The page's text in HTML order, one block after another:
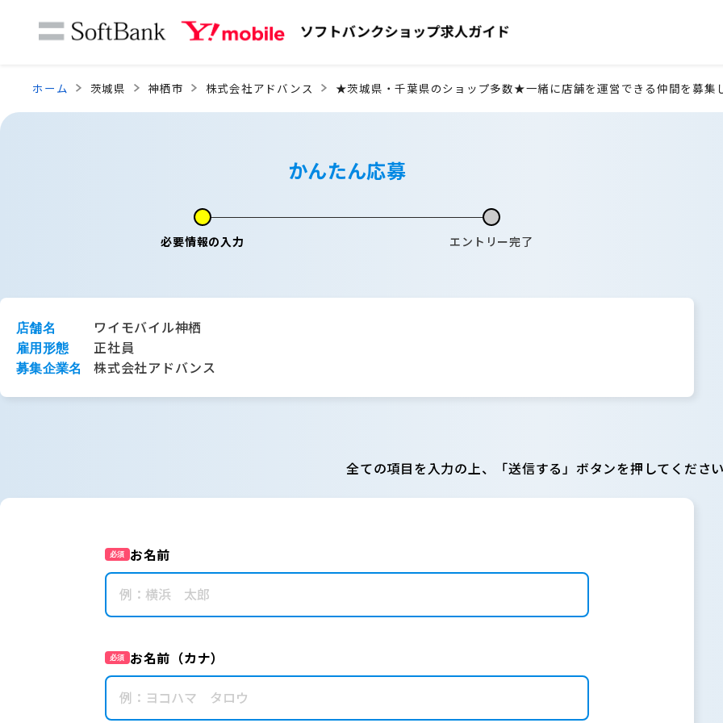
ホーム 茨城県 神栖市 株式会社アドバンス ★茨城県・千葉県のショップ多数★一緒に店舗を運営できる仲間を募集
かんたん応募
必要情報の入力 エントリー完了
店舗名 ワイモバイル神栖
雇用形態 正社員
募集企業名 株式会社アドバンス
全ての項目を入力の上、「送信する」ボタンを押してくださ
必須 お名前
必須 お名前（カナ）